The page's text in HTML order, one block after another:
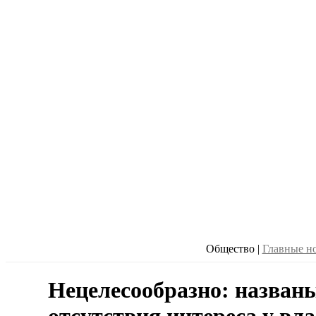
Общество | Главные
Нецелесообразно: